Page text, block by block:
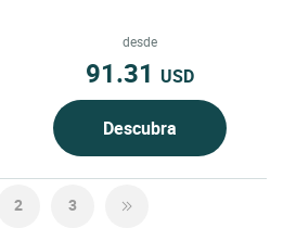
desde
91.31 USD
Descubra
2 3